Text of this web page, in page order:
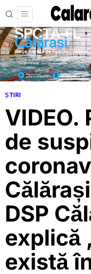
ȘTIRI
VIDEO.
de
DSP
explică
există